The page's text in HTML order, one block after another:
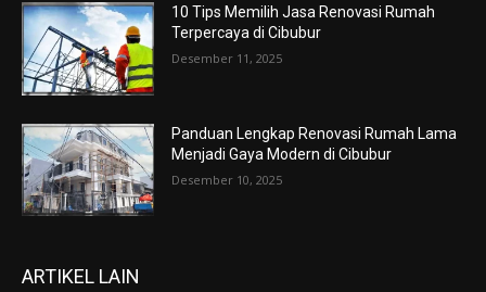
10 Tips Memilih Jasa Renovasi Rumah
Terpercaya di Cibubur
Desember 11, 2025
Panduan Lengkap Renovasi Rumah Lama
Menjadi Gaya Modern di Cibubur
Desember 10, 2025
ARTIKEL LAIN